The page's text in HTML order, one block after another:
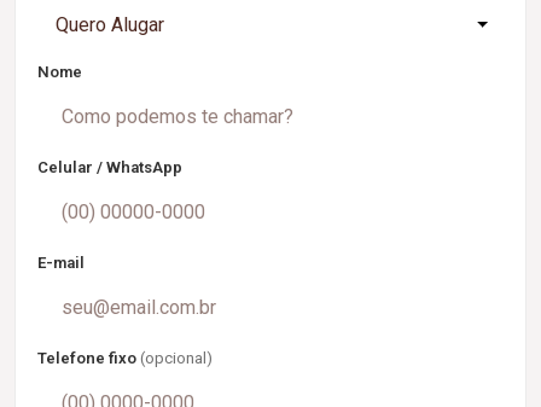
Quero Alugar
Nome
Celular / WhatsApp
E-mail
Telefone fixo (opcional)